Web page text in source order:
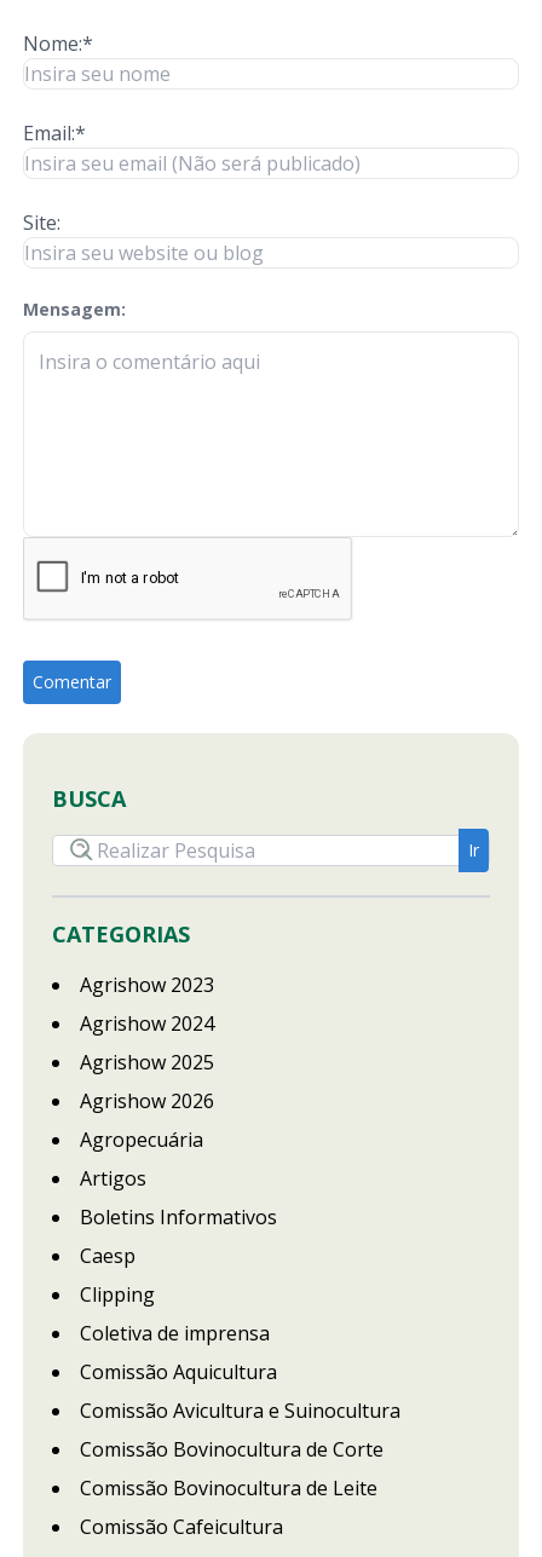
Nome:*
Email:*
Site:
Mensagem:
check-terms
BUSCA
CATEGORIAS
Agrishow 2023
Agrishow 2024
Agrishow 2025
Agrishow 2026
Agropecuária
Artigos
Boletins Informativos
Caesp
Clipping
Coletiva de imprensa
Comissão Aquicultura
Comissão Avicultura e Suinocultura
Comissão Bovinocultura de Corte
Comissão Bovinocultura de Leite
Comissão Cafeicultura